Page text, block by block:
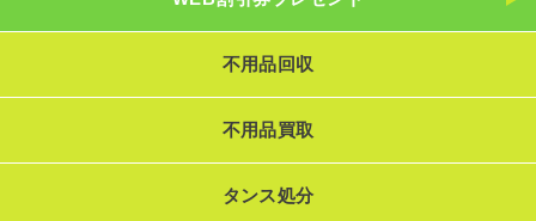
不用品回収
不用品買取
タンス処分